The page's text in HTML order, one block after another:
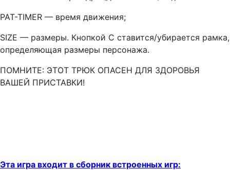
PAT-TIMER — время движения;
SIZE — размеры. Кнопкой С ставится/убирается рамка,
определяющая размеры персонажа.
ПОМНИТЕ: ЭТОТ ТРЮК ОПАСЕН ДЛЯ ЗДОРОВЬЯ
ВАШЕЙ ПРИСТАВКИ!
Эта игра входит в сборник встроенных игр: